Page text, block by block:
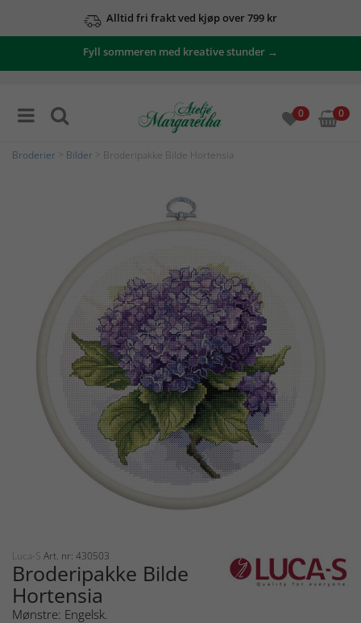
Alltid fri frakt ved kjøp over 799 kr
Fyll sommeren med kreative stunder →
0 0
Broderier Bilder > Broderipakke Bilde Hortensia
Luca-S Art. nr: 430503
Broderipakke Bilde
Hortensia
Mønstre: Engelsk.